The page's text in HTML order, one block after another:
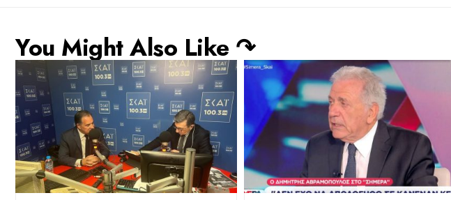
You Might Also Like ↷